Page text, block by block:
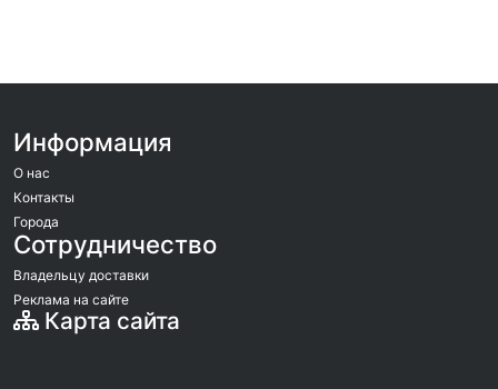
Информация
О нас
Контакты
Города
Сотрудничество
Владельцу доставки
Реклама на сайте
Карта сайта